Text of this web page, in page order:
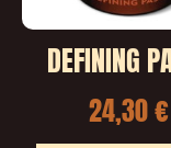
DEFINING
24,30€